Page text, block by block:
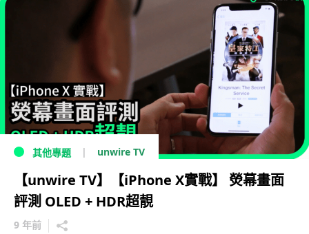
其他專題 unwire TV
【unwire TV】【iPhone X實戰】 熒幕畫面
評測 OLED + HDR超靚
9 年前